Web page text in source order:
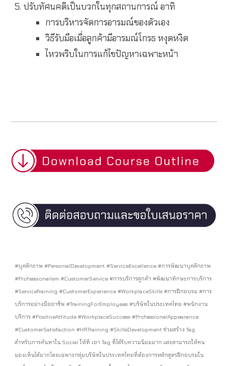
5. ปรับทัศนคติเป็นบวกในทุกสถานการณ์ อาทิ
การบริหารจัดการอารมณ์ของตัวเอง
วิธีรับมือเมื่อลูกค้ามีอารมณ์โกรธ หงุดหงิด
ไหวพริบในการแก้ไขปัญหาเฉพาะหน้า
#บุคลิกภาพ #PersonalDevelopment #ServiceExcellence #การพัฒนาบุคลิกภาพ
#Professionalism #CustomerService #การบริการลูกค้า #พัฒนาทักษะการบริการ
#ServiceTraining #CustomerExperience #WorkplaceSkills #การฝึกอบรม #การ
บริการอย่างมืออาชีพ #TrainingForEmployees #บริษัทในประเทศไทย #พนักงาน
บริการ #PositiveAttitude #WorkplaceSuccess #ProfessionalAppearance
#CustomerSatisfaction #HRTraining #SkillsDevelopment ช่วยสร้าง Tag
สำหรับการค้นหาใน Social ให้ที เอา Tag ที่ได้รับความนิยมมาก และสามารถให้คน
มองเห็นได้มากโดยเฉพาะกลุ่มบริษัทในประเทศไทยที่ต้องการหลักสูตรฝึกอบรมใน